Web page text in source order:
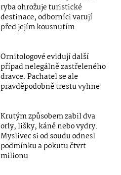
ryba ohrožuje turistické
destinace, odborníci varují
před jejím kousnutím
Ornitologové evidují další
případ nelegálně zastřeleného
dravce. Pachatel se ale
pravděpodobně trestu vyhne
Krutým způsobem zabil dva
orly, lišky, káně nebo vydry.
Myslivec si od soudu odnesl
podmínku a pokutu čtvrt
milionu